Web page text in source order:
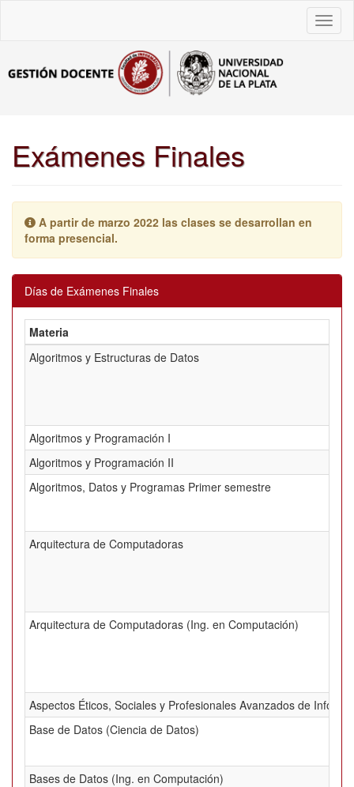
Exámenes Finales
A partir de marzo 2022 las clases se desarrollan en
forma presencial.
Días de Exámenes Finales
Materia
Algoritmos y Estructuras de Datos
Algoritmos y Programación I
Algoritmos y Programación II
Algoritmos, Datos y Programas Primer semestre
Arquitectura de Computadoras
Arquitectura de Computadoras (Ing. en Computación)
Aspectos Éticos, Sociales y Profesionales Avanzados de
Base de Datos (Ciencia de Datos)
Bases de Datos (Ing. en Computación)